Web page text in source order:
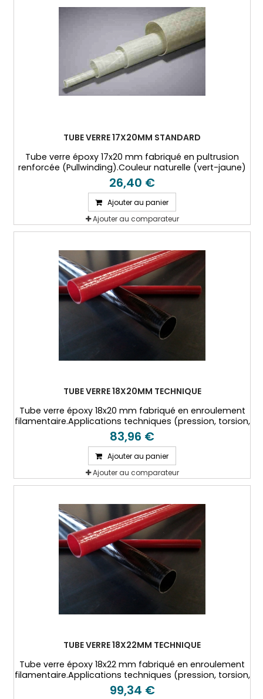
TUBE VERRE 17X20MM STANDARD
Tube verre époxy 17x20 mm fabriqué en pultrusion
renforcée (Pullwinding).Couleur naturelle (vert-jaune)
26,40 €
Ajouter au panier
Ajouter au comparateur
TUBE VERRE 18X20MM TECHNIQUE
Tube verre époxy 18x20 mm fabriqué en enroulement
filamentaire.Applications techniques (pression, torsion,
hautes températures...)
83,96 €
Ajouter au panier
Ajouter au comparateur
TUBE VERRE 18X22MM TECHNIQUE
Tube verre époxy 18x22 mm fabriqué en enroulement
filamentaire.Applications techniques (pression, torsion,
hautes températures...)
99,34 €